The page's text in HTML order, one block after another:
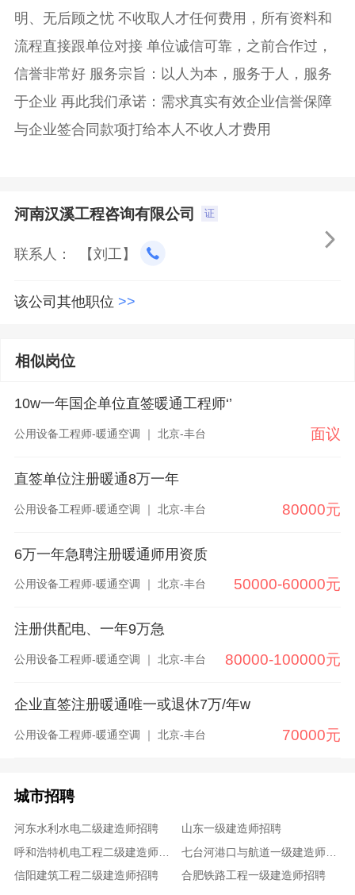
明、无后顾之忧 不收取人才任何费用，所有资料和
流程直接跟单位对接 单位诚信可靠，之前合作过，
信誉非常好 服务宗旨：以人为本，服务于人，服务
于企业 再此我们承诺：需求真实有效企业信誉保障
与企业签合同款项打给本人不收人才费用
河南汉溪工程咨询有限公司 证

联系人： 【刘工】
该公司其他职位 >>
相似岗位
10w一年国企单位直签暖通工程师‘’
公用设备工程师-暖通空调 ｜ 北京-丰台 面议
直签单位注册暖通8万一年
公用设备工程师-暖通空调 ｜ 北京-丰台 80000元
6万一年急聘注册暖通师用资质
公用设备工程师-暖通空调 ｜ 北京-丰台 50000-60000元
注册供配电、一年9万急
公用设备工程师-暖通空调 ｜ 北京-丰台 80000-100000元
企业直签注册暖通唯一或退休7万/年w
公用设备工程师-暖通空调 ｜ 北京-丰台 70000元
城市招聘
河东水利水电二级建造师招聘
山东一级建造师招聘
呼和浩特机电工程二级建造师招聘
信阳建筑工程二级建造师招聘
合肥铁路工程一级建造师招聘